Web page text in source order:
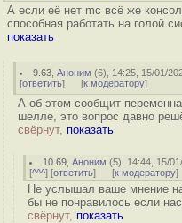
А если её нет mc всё же
способная работать на голой
показать
9.63 ,Аноним (6), 14:25, 15/01/
[ответить] [к модератору]
А об этом сообщит
шелле, это вопрос давно
свёрнут, показать
10.69 ,Аноним (5), 14:44, 15/
[^^^] [ответить] [к модератору]
Не услышал ваше мнение
бы не понравилось если
свёрнут, показать